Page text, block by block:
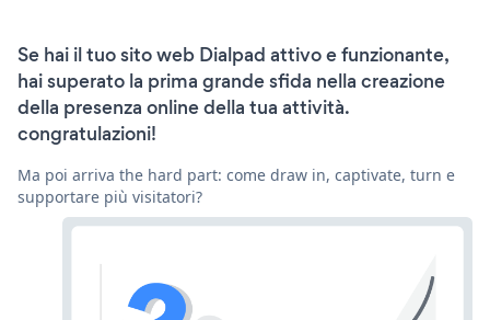
Se hai il tuo sito web Dialpad attivo e funzionante,
hai superato la prima grande sfida nella creazione
della presenza online della tua attività.
congratulazioni!
Ma poi arriva the hard part: come draw in, captivate, turn e
supportare più visitatori?